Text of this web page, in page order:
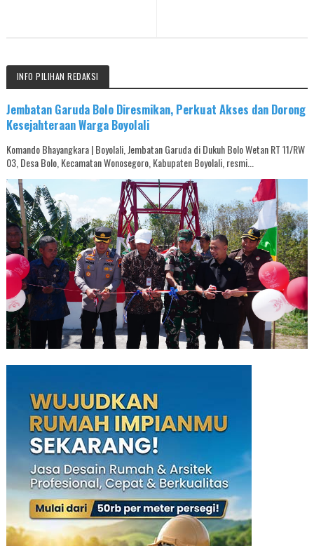
INFO PILIHAN REDAKSI
Jembatan Garuda Bolo Diresmikan, Perkuat Akses dan Dorong
Kesejahteraan Warga Boyolali
Komando Bhayangkara | Boyolali, Jembatan Garuda di Dukuh Bolo Wetan RT 11/RW
03, Desa Bolo, Kecamatan Wonosegoro, Kabupaten Boyolali, resmi...